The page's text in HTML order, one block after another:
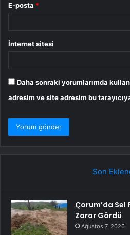
E-posta *
İnternet sitesi
Daha sonraki yorumlarımda
adresim ve site adresim bu
Son
Çorum’da Sel
Zarar Gördü
Ağustos 7, 2026